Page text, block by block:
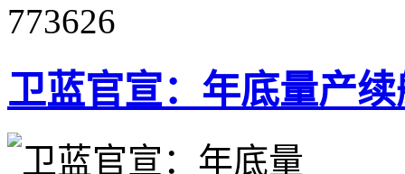
773626
卫蓝官宣：年底量产